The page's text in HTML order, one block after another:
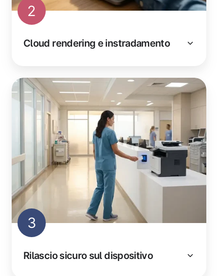
2
Cloud rendering e instradamento
3
Rilascio sicuro sul dispositivo